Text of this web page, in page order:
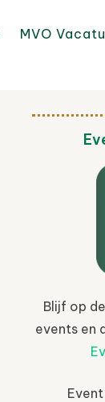
MVO
Blijf op
events en